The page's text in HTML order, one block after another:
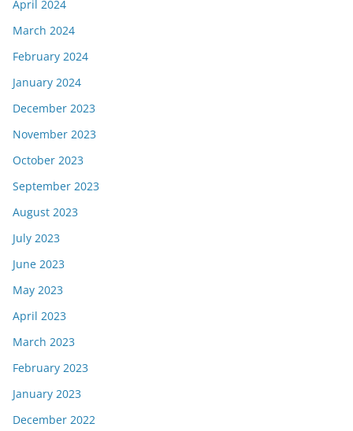
April 2024
March 2024
February 2024
January 2024
December 2023
November 2023
October 2023
September 2023
August 2023
July 2023
June 2023
May 2023
April 2023
March 2023
February 2023
January 2023
December 2022